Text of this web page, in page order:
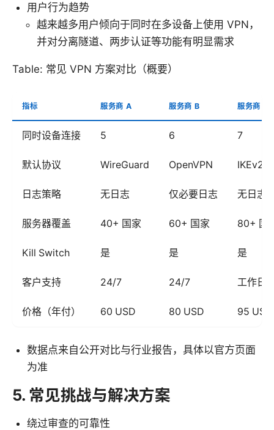
用户行为趋势
越来越多用户倾向于同时在多设备上使用 VPN，
并对分离隧道、两步认证等功能有明显需求
Table: 常见 VPN 方案对比（概要）
指标 服务商 A 服务商 B 服务商 C
同时设备连接 5 6 7
默认协议 WireGuard OpenVPN IKEv2
日志策略 无日志 仅必要日志 无日志
服务器覆盖 40+ 国家 60+ 国家 80+ 国
Kill Switch 是 是 是
客户支持 24/7 24/7 工作日
价格（年付） 60 USD 80 USD 95 USD
数据点来自公开对比与行业报告，具体以官方页面
为准
5. 常见挑战与解决方案
绕过审查的可靠性